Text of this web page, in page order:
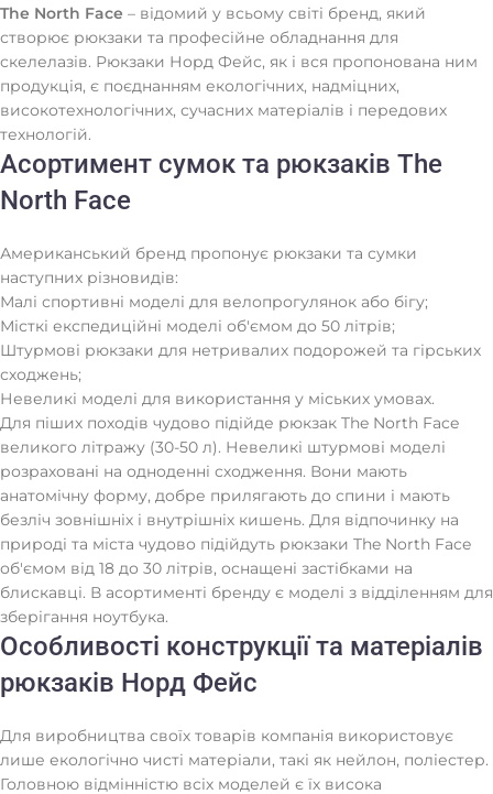
The North Face – відомий у всьому світі бренд, який
створює рюкзаки та професійне обладнання для
скелелазів. Рюкзаки Норд Фейс, як і вся пропонована ним
продукція, є поєднанням екологічних, надміцних,
високотехнологічних, сучасних матеріалів і передових
технологій.
Асортимент сумок та рюкзаків The
North Face
Американський бренд пропонує рюкзаки та сумки
наступних різновидів:
Малі спортивні моделі для велопрогулянок або бігу;
Місткі експедиційні моделі об'ємом до 50 літрів;
Штурмові рюкзаки для нетривалих подорожей та гірських
сходжень;
Невеликі моделі для використання у міських умовах.
Для піших походів чудово підійде рюкзак The North Face
великого літражу (30-50 л). Невеликі штурмові моделі
розраховані на одноденні сходження. Вони мають
анатомічну форму, добре прилягають до спини і мають
безліч зовнішніх і внутрішніх кишень. Для відпочинку на
природі та міста чудово підійдуть рюкзаки The North Face
об'ємом від 18 до 30 літрів, оснащені застібками на
блискавці. В асортименті бренду є моделі з відділенням для
зберігання ноутбука.
Особливості конструкції та матеріалів
рюкзаків Норд Фейс
Для виробництва своїх товарів компанія використовує
лише екологічно чисті матеріали, такі як нейлон, поліестер.
Головною відмінністю всіх моделей є їх висока